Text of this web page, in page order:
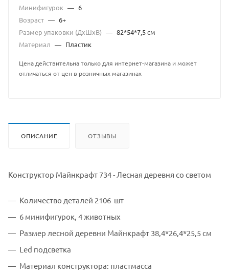
Минифигурок — 6
Возраст — 6+
Размер упаковки (ДхШхВ) — 82*54*7,5 см
Материал — Пластик
Цена действительна только для интернет-магазина и может
отличаться от цен в розничных магазинах
ОПИСАНИЕ ОТЗЫВЫ
Конструктор Майнкрафт 734 - Лесная деревня со светом
Количество деталей 2106 шт
6 минифигурок, 4 животных
Размер лесной деревни Майнкрафт 38,4*26,4*25,5 см
Led подсветка
Материал конструктора: пластмасса